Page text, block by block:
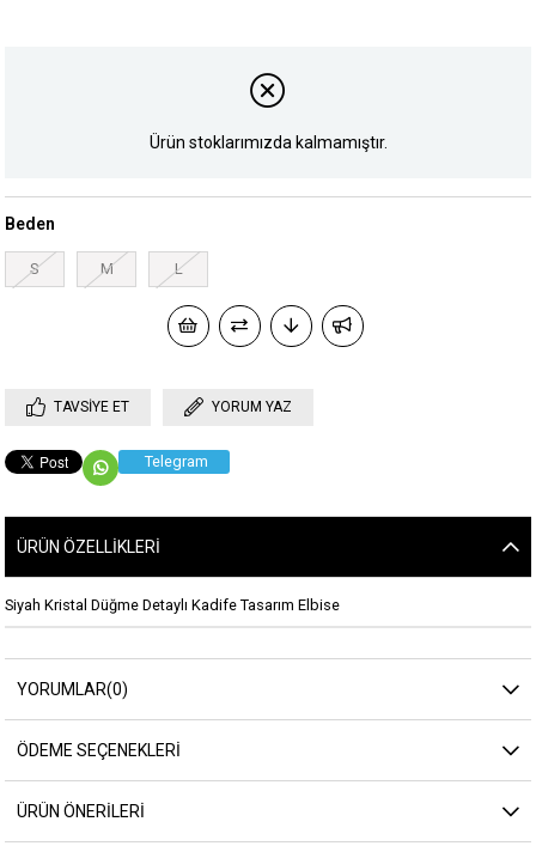
Ürün stoklarımızda kalmamıştır.
Beden
S M L
TAVSIYE ET YORUM YAZ
Telegram
ÜRÜN ÖZELLIKLERI
Siyah Kristal Düğme Detaylı Kadife Tasarım Elbise
YORUMLAR(0)
ÖDEME SEÇENEKLERI
ÜRÜN ÖNERILERI